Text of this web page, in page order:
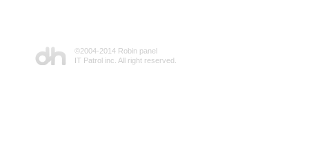
©2004-2014 Robin panel
IT Patrol inc. All right reserved.